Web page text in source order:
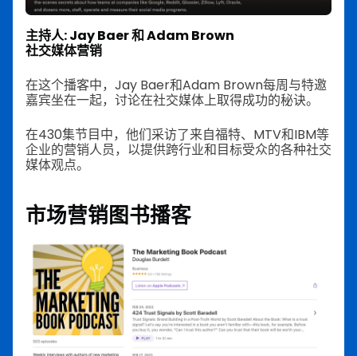
主持人: Jay Baer 和 Adam Brown
社交媒体营销
在这个播客中，Jay Baer和Adam Brown每周与特邀
嘉宾坐在一起，讨论在社交媒体上取得成功的秘诀。
在430集节目中，他们采访了来自福特、MTV和IBM等
企业的营销人员，以提供跨行业和目标受众的各种社交
媒体观点。
市场营销图书播客